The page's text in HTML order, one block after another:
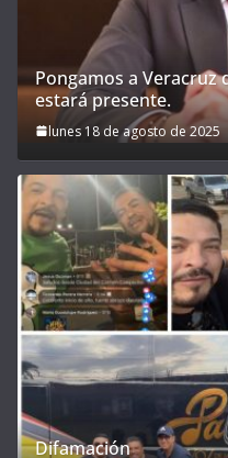
Pongamos a Veracruz
estará presente.
lunes 18 de agosto de 2025
Difamación